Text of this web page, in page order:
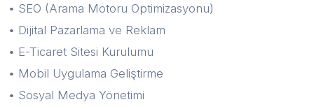
• SEO (Arama Motoru Optimizasyonu)
• Dijital Pazarlama ve Reklam
• E-Ticaret Sitesi Kurulumu
• Mobil Uygulama Geliştirme
• Sosyal Medya Yönetimi